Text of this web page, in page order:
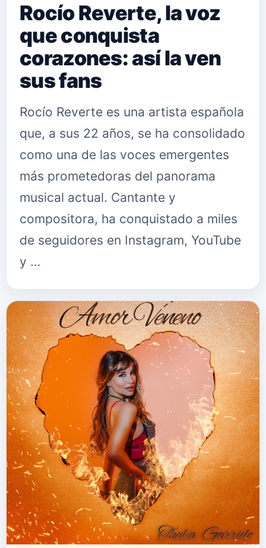
Rocío Reverte, la voz
que conquista
corazones: así la ven
sus fans
Rocío Reverte es una artista española
que, a sus 22 años, se ha consolidado
como una de las voces emergentes
más prometedoras del panorama
musical actual. Cantante y
compositora, ha conquistado a miles
de seguidores en Instagram, YouTube
y …